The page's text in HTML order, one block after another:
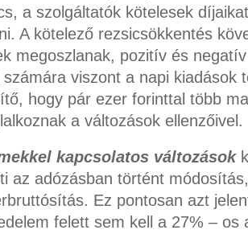
a szolgáltatók kötelesek
A kötelező rezsicsökkentés
megoszlanak, pozitív és
viszont a napi kiadások
hogy pár ezer forinttal több
a változások ellenzőivel.
kapcsolatos változások
az adózásban történt
Ez pontosan azt
felett sem kell a 27% – os